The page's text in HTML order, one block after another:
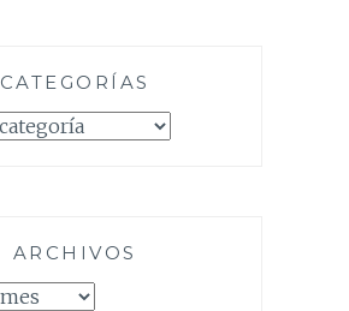
CATEGORÍAS
ARCHIVOS